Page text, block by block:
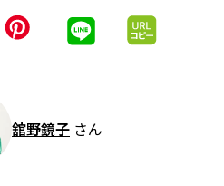
舘野鏡子 さん